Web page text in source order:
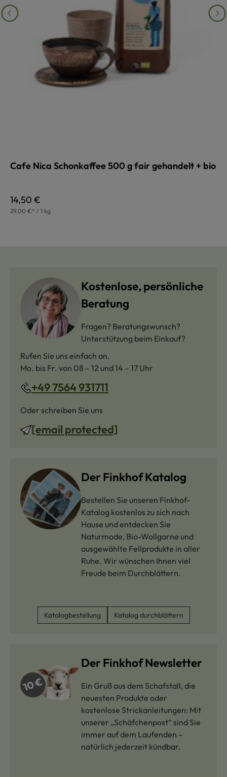
Cafe Nica Schonkaffee 500 g fair gehandelt + bio
Regulärer Preis:
14,50 €
29,00 €* / 1 kg
Kostenlose, persönliche
Beratung
Fragen? Beratungswunsch?
Unterstützung beim Einkauf?
Rufen Sie uns einfach an.
Mo. bis Fr. von 08 – 12 und 14 – 17 Uhr
+49 7564 931711
Oder schreiben Sie uns
[email protected]
Der Finkhof Katalog
Bestellen Sie unseren Finkhof-
Katalog kostenlos zu sich nach
Hause und entdecken Sie
Naturmode, Bio-Wollgarne und
ausgewählte Fellprodukte in aller
Ruhe. Wir wünschen Ihnen viel
Freude beim Durchblättern.
Katalogbestellung Katalog durchblättern
Der Finkhof Newsletter
Ein Gruß aus dem Schafstall, die
neuesten Produkte oder
kostenlose Strickanleitungen: Mit
unserer „Schäfchenpost“ sind Sie
immer auf dem Laufenden –
natürlich jederzeit kündbar.